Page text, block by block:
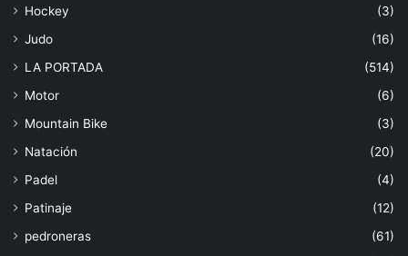
Hockey
(3)
Judo
(16)
LA PORTADA
(514)
Motor
(6)
Mountain Bike
(3)
Natación
(20)
Padel
(4)
Patinaje
(12)
pedroneras
(61)